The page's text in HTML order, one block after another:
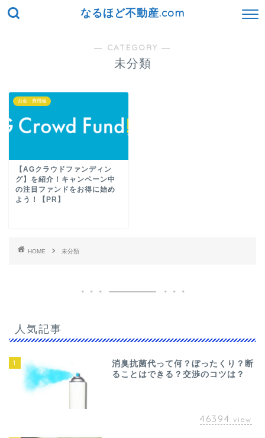
なるほど不動産.com
― CATEGORY ―
未分類
お金・費用編
【AGクラウドファンディン
グ】を紹介！キャンペーン中
の注目ファンドをお得に始め
よう！【PR】
HOME 未分類
人気記事
1
消臭抗菌代って何？ぼったくり？断
ることはできる？交渉のコツは？
46394 view